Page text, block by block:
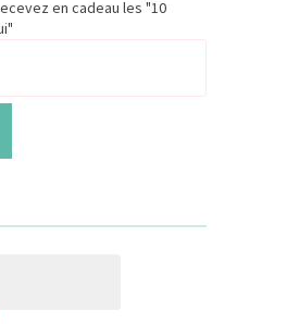
en cadeau les "10